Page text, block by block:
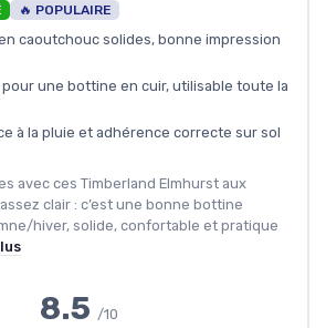
🔥 POPULAIRE
caoutchouc solides, bonne impression
une bottine en cuir, utilisable toute la
à la pluie et adhérence correcte sur sol
avec ces Timberland Elmhurst aux
clair : c’est une bonne bottine
hiver, solide, confortable et pratique
8.5 /10